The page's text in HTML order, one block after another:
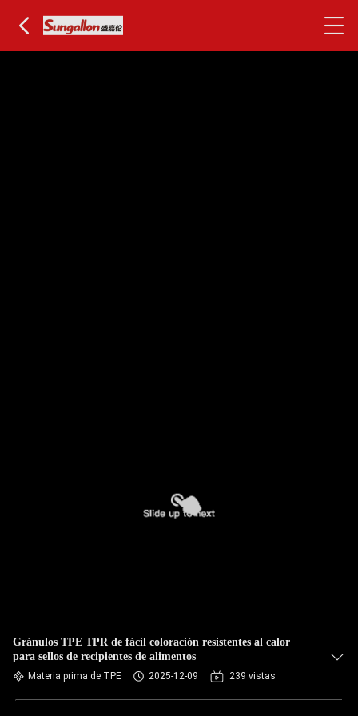
Gránulos TPE TPR de fácil coloración resistentes al calor
para sellos de recipientes de alimentos
Materia prima de TPE 2025-12-09 239 vistas